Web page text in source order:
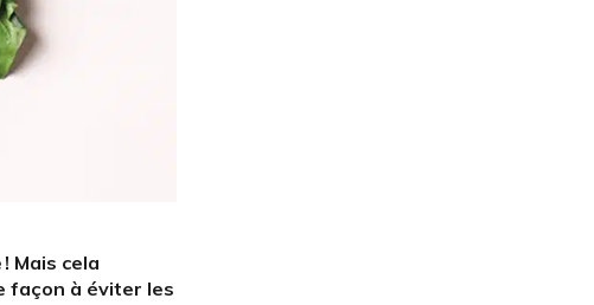
Mais cela
façon à éviter les